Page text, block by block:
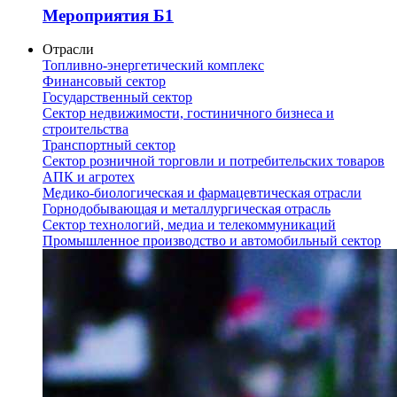
Мероприятия Б1
Отрасли
Топливно-энергетический комплекс
Финансовый сектор
Государственный сектор
Сектор недвижимости, гостиничного бизнеса и
строительства
Транспортный сектор
Сектор розничной торговли и потребительских товаров
АПК и агротех
Медико-биологическая и фармацевтическая отрасли
Горнодобывающая и металлургическая отрасль
Сектор технологий, медиа и телекоммуникаций
Промышленное производство и автомобильный сектор